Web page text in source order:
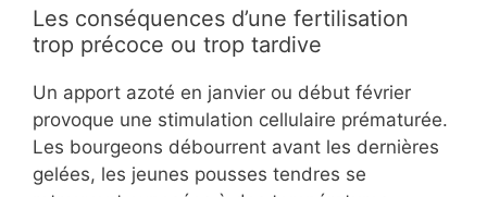
Les conséquences d’une fertilisation
trop précoce ou trop tardive
Un apport azoté en janvier ou début février
provoque une stimulation cellulaire prématurée.
Les bourgeons débourrent avant les dernières
gelées, les jeunes pousses tendres se